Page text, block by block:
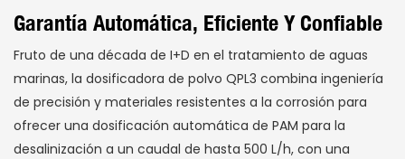
Garantía Automática, Eficiente Y Confiable
Fruto de una década de I+D en el tratamiento de aguas
marinas, la dosificadora de polvo QPL3 combina ingeniería
de precisión y materiales resistentes a la corrosión para
ofrecer una dosificación automática de PAM para la
desalinización a un caudal de hasta 500 L/h, con una